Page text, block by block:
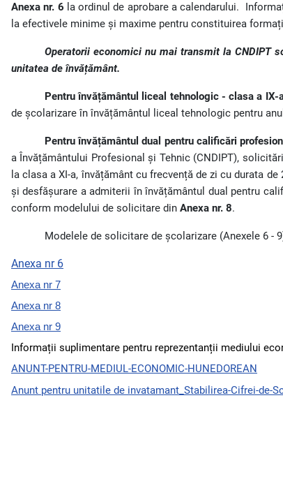
Anexa nr. 6 la ordinul de aprobare a calendarului.
la efectivele minime și maxime pentru constituirea
Operatorii economici nu mai transmit la CNDIPT
unitatea de învățământ.
Pentru învățământul liceal tehnologic - clasa a IX-
de școlarizare în învățământul liceal tehnologic pentru
Pentru învățământul dual pentru calificări
a Învățământului Profesional și Tehnic (CNDIPT),
la clasa a XI-a, învățământ cu frecvență de zi cu durata
și desfășurare a admiterii în învățământul dual pentru
conform modelului de solicitare din Anexa nr. 8.
Modelele de solicitare de școlarizare (Anexele 6 -
Anexa nr 6
Anexa nr 7
Anexa nr 8
Anexa nr 9
Informații suplimentare pentru reprezentanții mediului
ANUNT-PENTRU-MEDIUL-ECONOMIC-HUNEDOREAN
Anunt pentru unitatile de invatamant_Stabilirea-Cifrei-de-